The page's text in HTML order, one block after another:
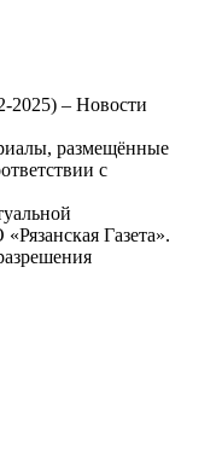
2025) – Новости
размещённые
с
Газета».